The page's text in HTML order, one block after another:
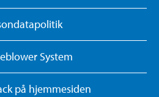
System
på hjemmesiden